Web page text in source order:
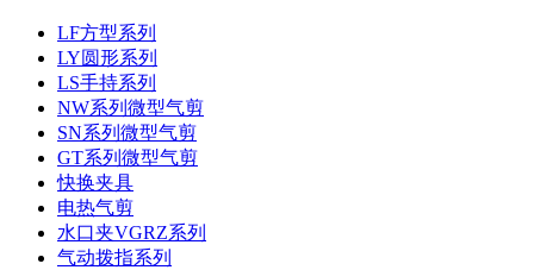
LF方型系列
LY圆形系列
LS手持系列
NW系列微型气剪
SN系列微型气剪
GT系列微型气剪
快换夹具
电热气剪
水口夹VGRZ系列
气动拨指系列